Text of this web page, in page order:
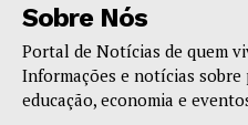
Sobre Nós
Portal de Notícias de quem
Informações e notícias
educação, economia e